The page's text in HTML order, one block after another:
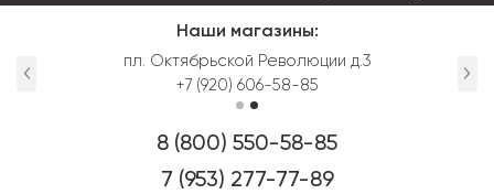
Наши магазины:
пл. Октябрьской Революции д.3
+7 (920) 606-58-85
8 (800) 550-58-85
7 (953) 277-77-89